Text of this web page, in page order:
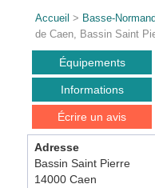
Accueil > Basse-
de Caen, Bassin Saint
Équipements
Informations
Écrire un avis
Adresse
Bassin Saint Pierre
14000 Caen